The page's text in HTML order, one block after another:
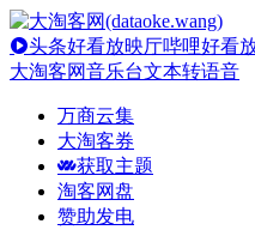
头条好看放映厅哔哩好看
大淘客网音乐台文本转语音
万商云集
大淘客券
获取主题
淘客网盘
赞助发电